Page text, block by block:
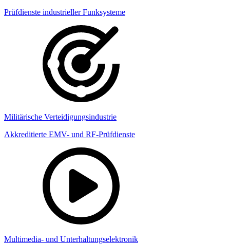
Prüfdienste industrieller Funksysteme
Militärische Verteidigungsindustrie
Akkreditierte EMV- und RF-Prüfdienste
Multimedia- und Unterhaltungselektronik